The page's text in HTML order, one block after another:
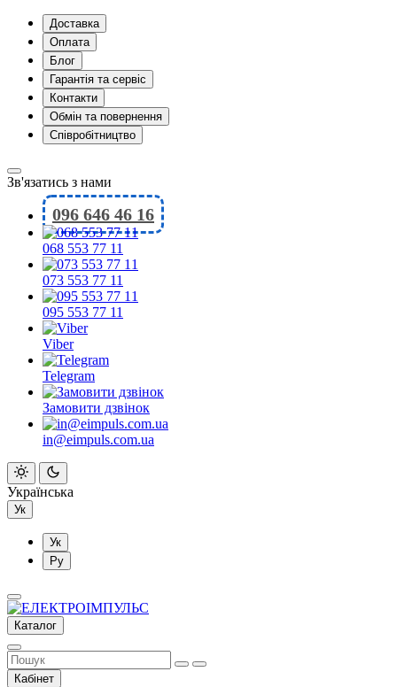
Доставка
Оплата
Блог
Гарантія та сервіс
Контакти
Обмін та повернення
Співробітництво
Зв'язатись з нами
096 646 46 16
068 553 77 11
073 553 77 11
095 553 77 11
Viber
Telegram
Замовити дзвінок
in@eimpuls.com.ua
Українська
Ук
Ук
Ру
Каталог
Кабінет